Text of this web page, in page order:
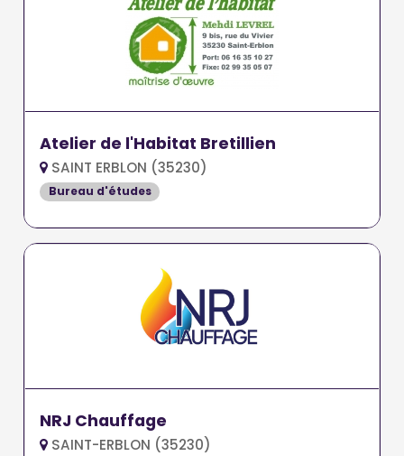
Atelier de l'Habitat Bretillien
SAINT ERBLON (35230)
Bureau d'études
NRJ Chauffage
SAINT-ERBLON (35230)